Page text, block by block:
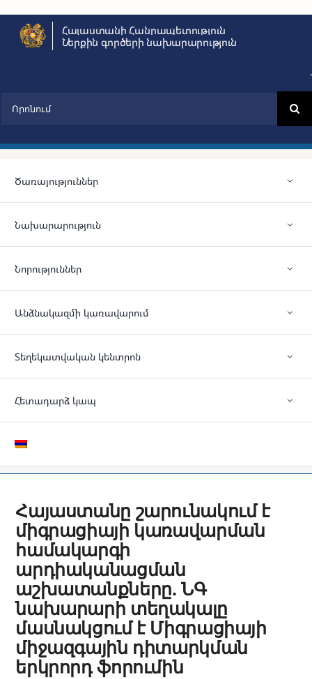
content
Հայաստանի Հանրապետություն
Ներքին գործերի նախարարություն
Ծառայություններ
Նախարարություն
Նորություններ
Անձնակազմի կառավարում
Տեղեկատվական կենտրոն
Հետադարձ կապ
Հայաստանը շարունակում է
միգրացիայի կառավարման
համակարգի
արդիականացման
աշխատանքները. ՆԳ
նախարարի տեղակալը
մասնակցում է Միգրացիայի
միջազգային դիտարկման
երկրորդ ֆորումին